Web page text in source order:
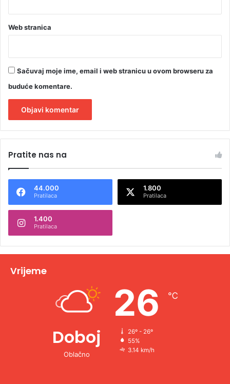
j
a
Web stranica
Sačuvaj moje ime, email i web stranicu u ovom browseru za
buduće komentare.
t
n
t
v
Pratite nas na
44.000
Pratilaca
1.800
Pratilaca
1.400
Pratilaca
Vrijeme
Doboj
Oblačno
26 ℃
26º - 26º
55%
3.14 km/h